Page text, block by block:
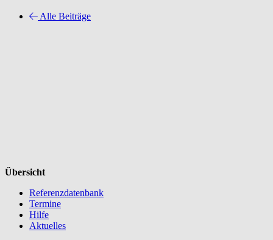
Alle Beiträge
Übersicht
Referenzdatenbank
Termine
Hilfe
Aktuelles